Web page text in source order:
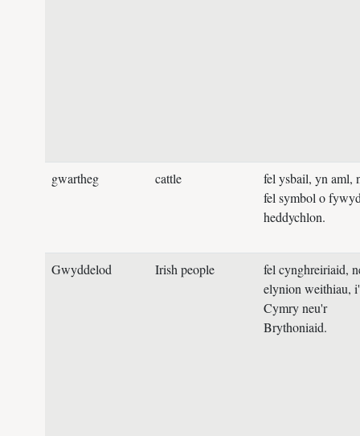
gwartheg cattle
fel ysbail, yn aml,
fel symbol o
heddychlon.
Gwyddelod Irish people
fel cynghreiriaid,
elynion weithiau,
Cymry neu'r
Brythoniaid.